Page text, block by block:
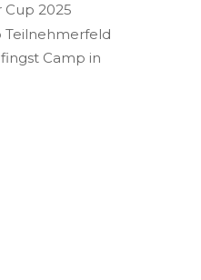
Cup 2025
Teilnehmerfeld
Camp in